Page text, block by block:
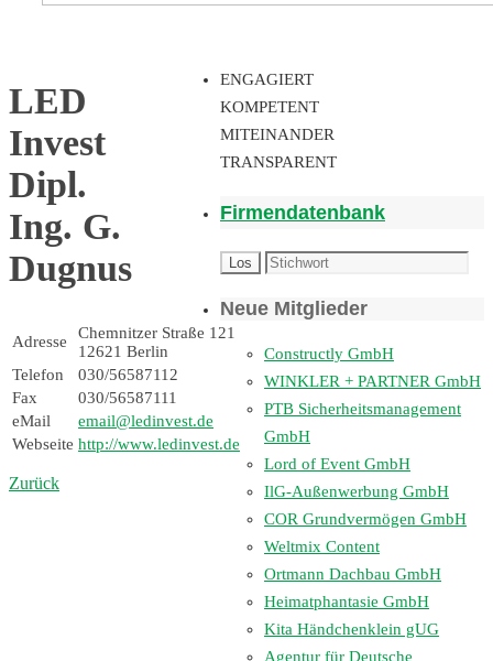
LED
Invest
Dipl.
Ing. G.
Dugnus
Adresse
Chemnitzer Straße 121
12621 Berlin
Telefon
030/56587112
Fax
030/56587111
eMail
email@ledinvest.de
Webseite http://www.ledinvest.de
Zurück
ENGAGIERT
KOMPETENT
MITEINANDER
TRANSPARENT
Firmendatenbank
Neue Mitglieder
Constructly GmbH
WINKLER + PARTNER GmbH
PTB Sicherheitsmanagement
GmbH
Lord of Event GmbH
IlG-Außenwerbung GmbH
COR Grundvermögen GmbH
Weltmix Content
Ortmann Dachbau GmbH
Heimatphantasie GmbH
Kita Händchenklein gUG
Agentur für Deutsche